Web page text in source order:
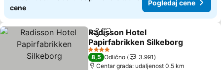
cene
Pogledaj cene
Deli Dodati u favorite
Radisson Hotel
Papirfabrikken Silkeborg
Pogledaj cene
4 Zvezdice
8,5 Odlično
3.991
Centar grada: udaljenost 0.5 km